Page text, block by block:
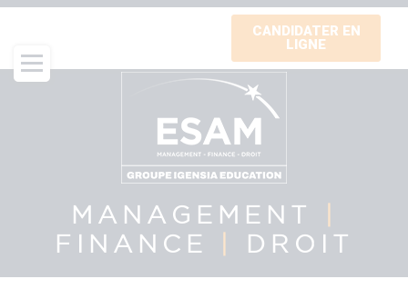
Aller
contenu
principal
CANDIDATER EN
LIGNE
MANAGEMENT
FINANCE
DROIT